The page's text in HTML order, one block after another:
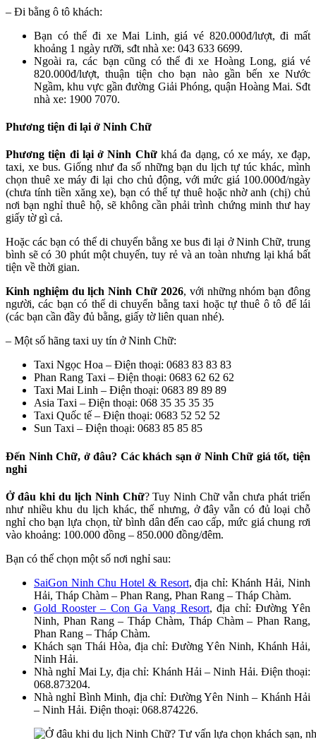
– Đi bằng ô tô khách:
Bạn có thể đi xe Mai Linh, giá vé 820.000đ/lượt, đi mất
khoảng 1 ngày rưỡi, sđt nhà xe: 043 633 6699.
Ngoài ra, các bạn cũng có thể đi xe Hoàng Long, giá vé
820.000đ/lượt, thuận tiện cho bạn nào gần bến xe Nước
Ngầm, khu vực gần đường Giải Phóng, quận Hoàng Mai. Sđt
nhà xe: 1900 7070.
Phương tiện đi lại ở Ninh Chữ
Phương tiện đi lại ở Ninh Chữkhá đa dạng, có xe máy, xe đạp,
taxi, xe bus. Giống như đa số những bạn du lịch tự túc khác, mình
chọn thuê xe máy đi lại cho chủ động, với mức giá 100.000đ/ngày
(chưa tính tiền xăng xe), bạn có thể tự thuê hoặc nhờ anh (chị) chủ
nơi bạn nghỉ thuê hộ, sẽ không cần phải trình chứng minh thư hay
giấy tờ gì cả.
Hoặc các bạn có thể di chuyển bằng xe bus đi lại ở Ninh Chữ, trung
bình sẽ có 30 phút một chuyến, tuy rẻ và an toàn nhưng lại khá bất
tiện về thời gian.
Kinh nghiệm du lịch Ninh Chữ 2026, với những nhóm bạn đông
người, các bạn có thể di chuyển bằng taxi hoặc tự thuê ô tô để lái
(các bạn cần đầy đủ bằng, giấy tờ liên quan nhé).
– Một số hãng taxi uy tín ở Ninh Chữ:
Taxi Ngọc Hoa – Điện thoại: 0683 83 83 83
Phan Rang Taxi – Điện thoại: 0683 62 62 62
Taxi Mai Linh – Điện thoại: 0683 89 89 89
Asia Taxi – Điện thoại: 068 35 35 35 35
Taxi Quốc tế – Điện thoại: 0683 52 52 52
Sun Taxi – Điện thoại: 0683 85 85 85
Đến Ninh Chữ, ở đâu? Các khách sạn ở Ninh Chữ giá tốt, tiện
nghi
Ở đâu khi du lịch Ninh Chữ? Tuy Ninh Chữ vẫn chưa phát triển
như nhiều khu du lịch khác, thế nhưng, ở đây vẫn có đủ loại chỗ
nghỉ cho bạn lựa chọn, từ bình dân đến cao cấp, mức giá chung rơi
vào khoảng: 100.000 đồng – 850.000 đồng/đêm.
Bạn có thể chọn một số nơi nghỉ sau:
SaiGon Ninh Chu Hotel & Resort, địa chỉ: Khánh Hải, Ninh
Hải, Tháp Chàm – Phan Rang, Phan Rang – Tháp Chàm.
Gold Rooster – Con Ga Vang Resort, địa chỉ: Đường Yên
Ninh, Phan Rang – Tháp Chàm, Tháp Chàm – Phan Rang,
Phan Rang – Tháp Chàm.
Khách sạn Thái Hòa, địa chỉ: Đường Yên Ninh, Khánh Hải,
Ninh Hải.
Nhà nghỉ Mai Ly, địa chỉ: Khánh Hải – Ninh Hải. Điện thoại:
068.873204.
Nhà nghỉ Bình Minh, địa chỉ: Đường Yên Ninh – Khánh Hải
– Ninh Hải. Điện thoại: 068.874226.